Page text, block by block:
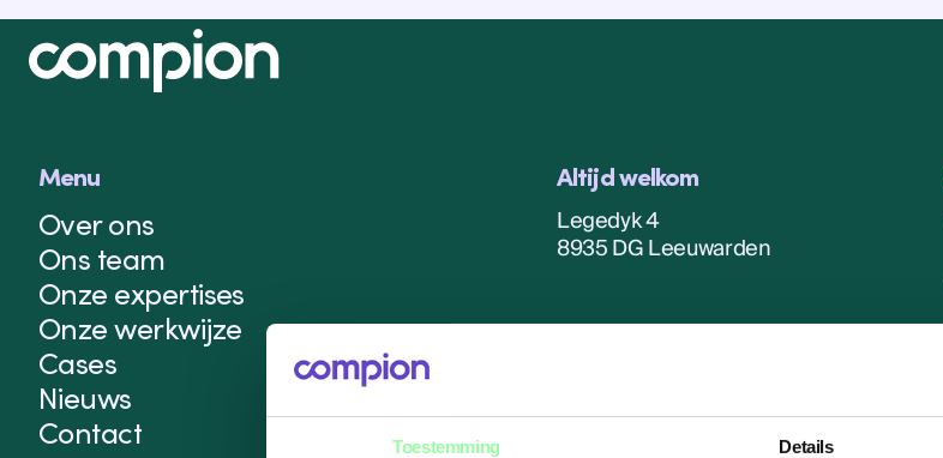
Toestemming Details
Menu
Over ons
Ons team
Onze expertises
Onze werkwijze
Cases
Nieuws
Contact
Altijd welkom
Legedyk 4
8935 DG Leeuwarden
058-203 8076